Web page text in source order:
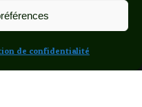
de confidentialité